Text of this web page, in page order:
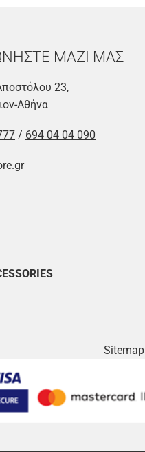
ΜΑΖΙ ΜΑΣ
23,
Αθήνα
/ 694 04 04 090
Sitemap